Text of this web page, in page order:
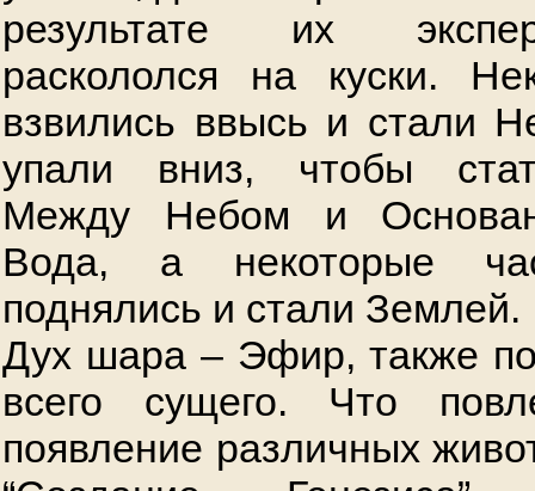
результате их
раскололся на куски.
взвились ввысь и стали
упали вниз, чтобы
Между Небом и
Вода, а некоторые
поднялись и стали Землей.
Дух шара – Эфир, также
всего сущего. Что
появление различных